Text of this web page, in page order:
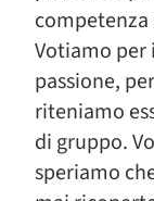
Votiamo per
passione,
riteniamo
di gruppo.
speriamo